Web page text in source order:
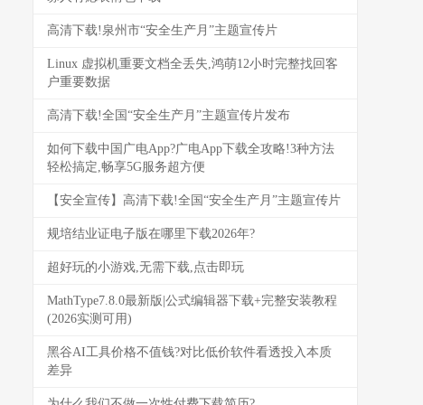
高清下载!泉州市“安全生产月”主题宣传片
Linux 虚拟机重要文档全丢失,鸿萌12小时完整找回客
户重要数据
高清下载!全国“安全生产月”主题宣传片发布
如何下载中国广电App?广电App下载全攻略!3种方法
轻松搞定,畅享5G服务超方便
【安全宣传】高清下载!全国“安全生产月”主题宣传片
规培结业证电子版在哪里下载2026年?
超好玩的小游戏,无需下载,点击即玩
MathType7.8.0最新版|公式编辑器下载+完整安装教程
(2026实测可用)
黑谷AI工具价格不值钱?对比低价软件看透投入本质
差异